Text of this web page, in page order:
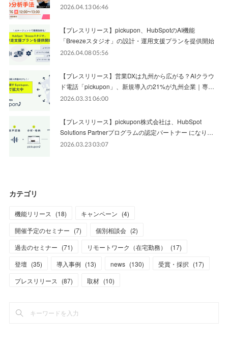
2026.04.13 06:46
【プレスリリース】pickupon、HubSpotのAI機能
「Breezeスタジオ」の設計・運用支援プランを提供開始
2026.04.08 05:56
【プレスリリース】営業DXは九州から広がる？AIクラウ
ド電話「pickupon」、新規導入の21%が九州企業｜専…
2026.03.31 06:00
【プレスリリース】pickupon株式会社は、HubSpot
Solutions Partnerプログラムの認定パートナー になり…
2026.03.23 03:07
カテゴリ
機能リリース (18) キャンペーン (4)
開催予定のセミナー (7) 個別相談会 (2)
過去のセミナー (71) リモートワーク（在宅勤務） (17)
登壇 (35) 導入事例 (13) news (130) 受賞・採択 (17)
プレスリリース
(87) 取材 (10)